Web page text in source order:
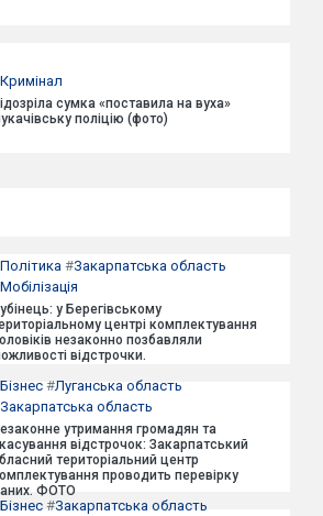
Кримінал
сумка «поставила на вуха»
поліцію (фото)
Політика #Закарпатська область
Мобілізація
у Берегівському
центрі комплектування
незаконно позбавляли
відстрочки.
Бізнес #Луганська область
Закарпатська область
утримання громадян та
відстрочок: Закарпатський
територіальний центр
проводить перевірку
ФОТО
Бізнес #Закарпатська область